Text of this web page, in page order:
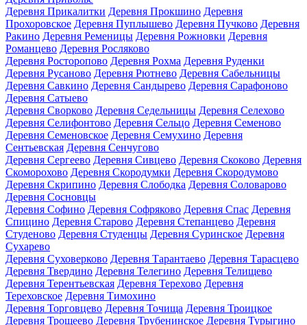
Деревня Прикалитки Деревня Прокшино Деревня
Прохоровское Деревня Пуплышево Деревня Пучково Деревня
Ракино Деревня Ременицы Деревня Рожновки Деревня
Романцево Деревня Росляково
Деревня Росторопово Деревня Рохма Деревня Руденки
Деревня Русаново Деревня Рютнево Деревня Сабельницы
Деревня Савкино Деревня Сандырево Деревня Сарафоново
Деревня Сатыево
Деревня Сворково Деревня Седельницы Деревня Селехово
Деревня Селифонтово Деревня Сельцо Деревня Семеново
Деревня Семеновское Деревня Семухино Деревня
Сентьевская Деревня Сенчугово
Деревня Сергеево Деревня Сивцево Деревня Скоково Деревня
Скоморохово Деревня Скородумки Деревня Скородумово
Деревня Скрипино Деревня Слободка Деревня Соловарово
Деревня Сосновцы
Деревня Софино Деревня Софряково Деревня Спас Деревня
Спицино Деревня Старово Деревня Степанцево Деревня
Студеново Деревня Студенцы Деревня Суринское Деревня
Сухарево
Деревня Суховерково Деревня Тарантаево Деревня Тарасцево
Деревня Твердино Деревня Телегино Деревня Телищево
Деревня Терентьевская Деревня Терехово Деревня
Тереховское Деревня Тимохино
Деревня Торговцево Деревня Точища Деревня Троицкое
Деревня Трощеево Деревня Трубенинское Деревня Турыгино